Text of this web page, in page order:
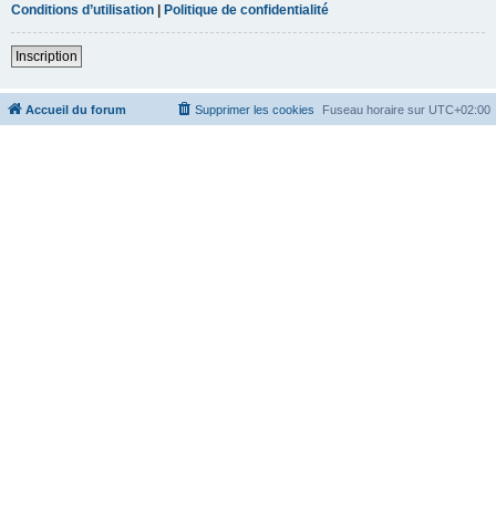
Conditions d’utilisation
Politique de confidentialité
Inscription
Accueil du forum Fuseau horaire sur UTC+02:00
Supprimer les cookies